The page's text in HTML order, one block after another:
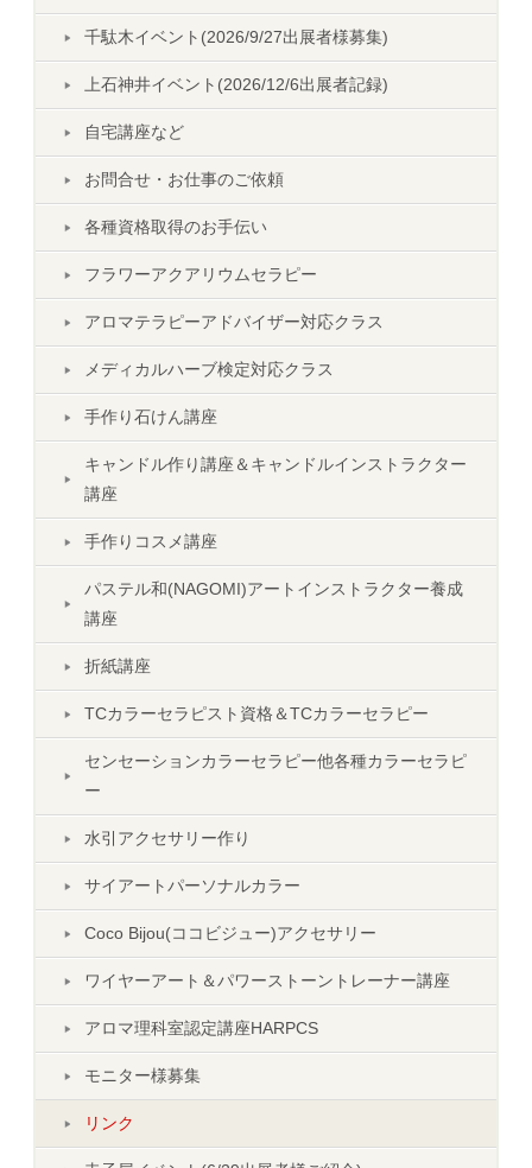
千駄木イベント(2026/9/27出展者様募集)
上石神井イベント(2026/12/6出展者記録)
自宅講座など
お問合せ・お仕事のご依頼
各種資格取得のお手伝い
フラワーアクアリウムセラピー
アロマテラピーアドバイザー対応クラス
メディカルハーブ検定対応クラス
手作り石けん講座
キャンドル作り講座＆キャンドルインストラクター
講座
手作りコスメ講座
パステル和(NAGOMI)アートインストラクター養成
講座
折紙講座
TCカラーセラピスト資格＆TCカラーセラピー
センセーションカラーセラピー他各種カラーセラピ
ー
水引アクセサリー作り
サイアートパーソナルカラー
Coco Bijou(ココビジュー)アクセサリー
ワイヤーアート＆パワーストーントレーナー講座
アロマ理科室認定講座HARPCS
モニター様募集
リンク